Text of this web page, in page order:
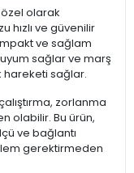
olarak
hızlı ve güvenilir
ve sağlam
sağlar ve marş
hareketi sağlar.
zorlanma
olabilir. Bu ürün,
ve bağlantı
gerektirmeden